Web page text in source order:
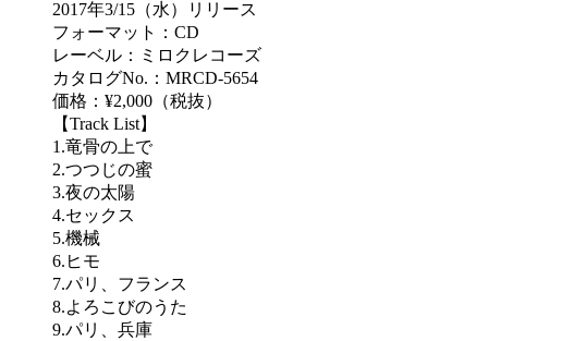
2017年3/15（水）リリース
フォーマット：CD
レーベル：ミロクレコーズ
カタログNo.：MRCD-5654
価格：¥2,000（税抜）
【Track List】
1.竜骨の上で
2.つつじの蜜
3.夜の太陽
4.セックス
5.機械
6.ヒモ
7.パリ、フランス
8.よろこびのうた
9.パリ、兵庫